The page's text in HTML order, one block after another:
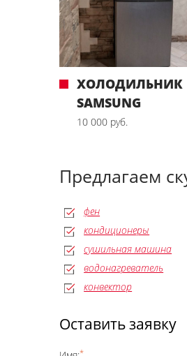
ХОЛОДИЛЬНИК
SAMSUNG
10 000 руб.
Предлагаем
фен
кондиционеры
сушильная машина
водонагреватель
конвектор
Оставить заявку
*